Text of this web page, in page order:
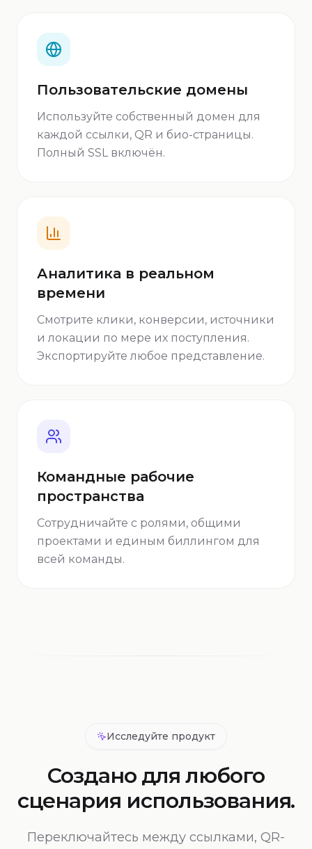
Пользовательские домены
Используйте собственный домен для
каждой ссылки, QR и био-страницы.
Полный SSL включён.
Аналитика в реальном
времени
Смотрите клики, конверсии, источники
и локации по мере их поступления.
Экспортируйте любое представление.
Командные рабочие
пространства
Сотрудничайте с ролями, общими
проектами и единым биллингом для
всей команды.
Исследуйте продукт
Создано для любого
сценария использования.
Переключайтесь между ссылками, QR-